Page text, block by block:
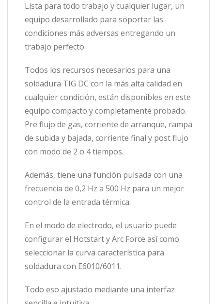
Lista para todo trabajo y cualquier lugar, un
equipo desarrollado para soportar las
condiciones más adversas entregando un
trabajo perfecto.
Todos los recursos necesarios para una
soldadura TIG DC con la más alta calidad en
cualquier condición, están disponibles en este
equipo compacto y completamente probado.
Pre flujo de gas, corriente de arranque, rampa
de subida y bajada, corriente final y post flujo
con modo de 2 o 4 tiempos.
Además, tiene una función pulsada con una
frecuencia de 0,2 Hz a 500 Hz para un mejor
control de la entrada térmica.
En el modo de electrodo, el usuario puede
configurar el Hotstart y Arc Force así como
seleccionar la curva característica para
soldadura con E6010/6011.
Todo eso ajustado mediante una interfaz